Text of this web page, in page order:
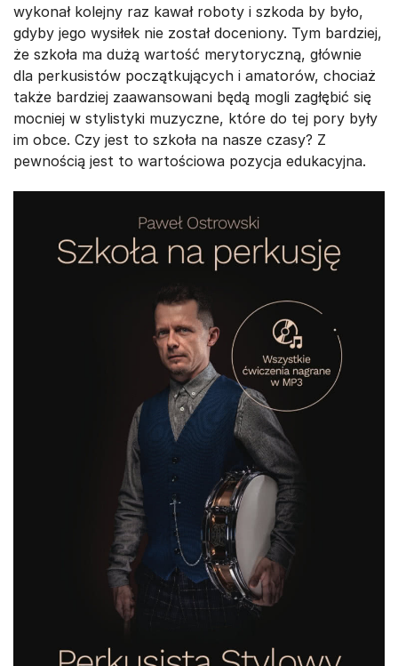
wykonał kolejny raz kawał roboty i szkoda by było,
gdyby jego wysiłek nie został doceniony. Tym bardziej,
że szkoła ma dużą wartość merytoryczną, głównie
dla perkusistów początkujących i amatorów, chociaż
także bardziej zaawansowani będą mogli zagłębić się
mocniej w stylistyki muzyczne, które do tej pory były
im obce. Czy jest to szkoła na nasze czasy? Z
pewnością jest to wartościowa pozycja edukacyjna.